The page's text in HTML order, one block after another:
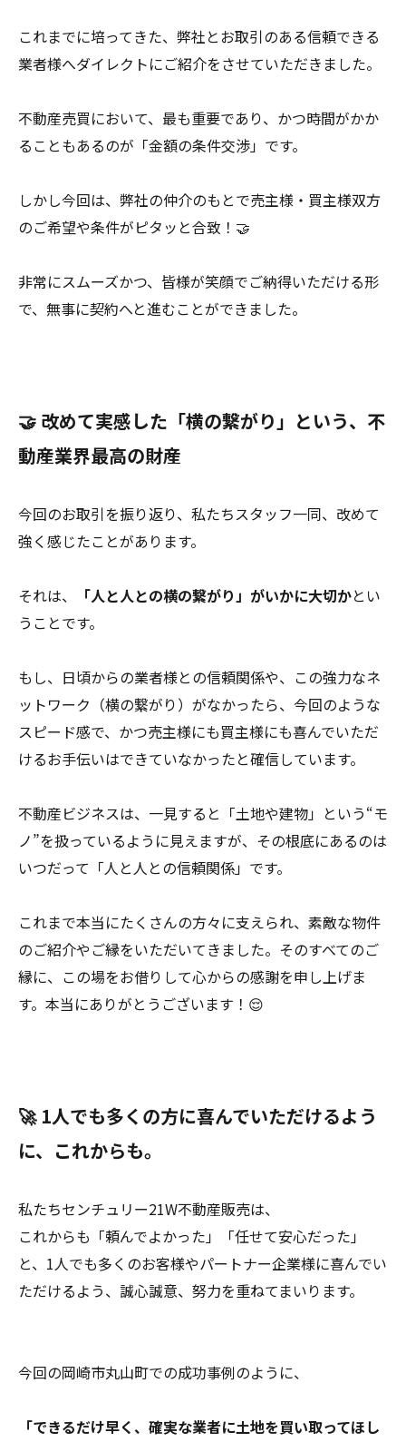
これまでに培ってきた、弊社とお取引のある信頼できる
業者様へダイレクトにご紹介をさせていただきました。
不動産売買において、最も重要であり、かつ時間がかか
ることもあるのが「金額の条件交渉」です。
しかし今回は、弊社の仲介のもとで売主様・買主様双方
のご希望や条件がピタッと合致！🤝
非常にスムーズかつ、皆様が笑顔でご納得いただける形
で、無事に契約へと進むことができました。
🤝 改めて実感した「横の繋がり」という、不
動産業界最高の財産
今回のお取引を振り返り、私たちスタッフ一同、改めて
強く感じたことがあります。
それは、 「人と人との横の繋がり」がいかに大切かとい
うことです。
もし、日頃からの業者様との信頼関係や、この強力なネ
ットワーク（横の繋がり）がなかったら、今回のような
スピード感で、かつ売主様にも買主様にも喜んでいただ
けるお手伝いはできていなかったと確信しています。
不動産ビジネスは、一見すると「土地や建物」という“モ
ノ”を扱っているように見えますが、その根底にあるのは
いつだって「人と人との信頼関係」です。
これまで本当にたくさんの方々に支えられ、素敵な物件
のご紹介やご縁をいただいてきました。そのすべてのご
縁に、この場をお借りして心からの感謝を申し上げま
す。本当にありがとうございます！😌
🚀 1人でも多くの方に喜んでいただけるよう
に、これからも。
私たちセンチュリー21W不動産販売は、
これからも「頼んでよかった」「任せて安心だった」
と、1人でも多くのお客様やパートナー企業様に喜んでい
ただけるよう、誠心誠意、努力を重ねてまいります。
今回の岡崎市丸山町での成功事例のように、
「できるだけ早く、確実な業者に土地を買い取ってほし